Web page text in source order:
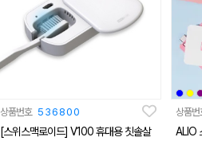
상품번호 536800
[스위스맥로이드] V100 휴대용 칫솔살
상품
ALIO